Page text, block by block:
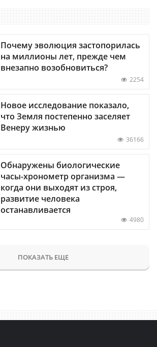
Почему эволюция застопорилась
на миллионы лет, прежде чем
внезапно возобновиться?
2254
Новое исследование показало,
что Земля постепенно заселяет
Венеру жизнью
36166
Обнаружены биологические
часы-хронометр организма —
когда они выходят из строя,
развитие человека
останавливается
4980
ПОКАЗАТЬ ЕЩЕ